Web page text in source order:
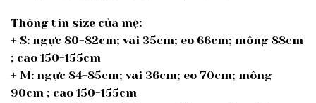
Thông tin size của mẹ:
+ S: ngực 80-82cm; vai 35cm; eo 66cm; mông 88cm
; cao 150-155cm
+ M: ngực 84-85cm; vai 36cm; eo 70cm; mông
90cm ; cao 150-155cm